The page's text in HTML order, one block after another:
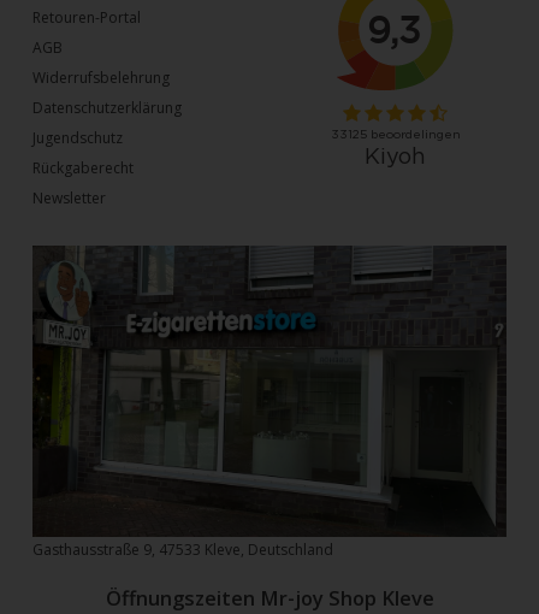
Retouren-Portal
AGB
Widerrufsbelehrung
Datenschutzerklärung
Jugendschutz
Rückgaberecht
Newsletter
Gasthausstraße 9, 47533 Kleve, Deutschland
Öffnungszeiten Mr-joy Shop Kleve